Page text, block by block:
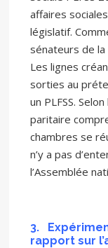
affaires
législatif.
sénateurs de
Les lignes
sorties au
un PLFSS.
paritaire
chambres se
n’y a pas
l’Assemblée
3.
rapport sur